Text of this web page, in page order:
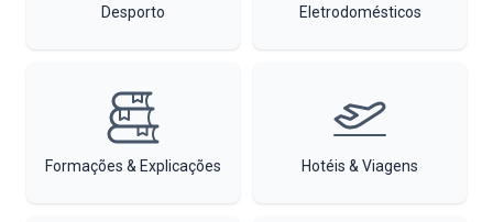
Desporto Eletrodomésticos
Formações & Explicações Hotéis & Viagens